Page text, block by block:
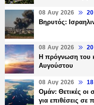
08 Αυγ 2026
Βηρυτός:
08 Αυγ 2026
Η πρόγνωση του
Αυγούστου
08 Αυγ 2026
Ομάν: Θετικές οι
για επιθέσεις σε